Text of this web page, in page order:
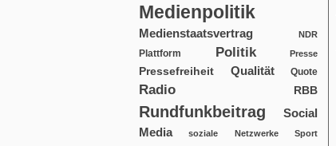
Medienpolitik
Medienstaatsvertrag NDR
Plattform Politik Presse
Pressefreiheit Qualität Quote
Radio RBB
Rundfunkbeitrag
Social
Media
soziale Netzwerke Sport